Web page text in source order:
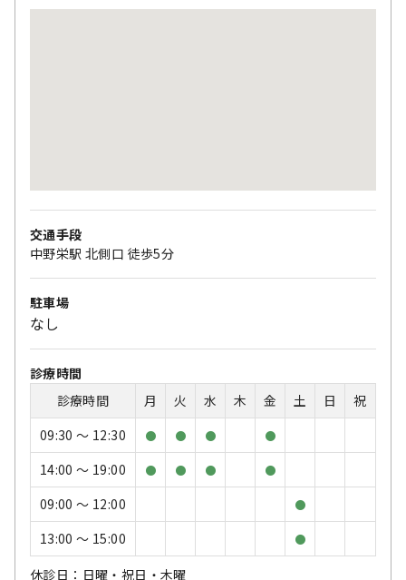
交通手段
中野栄駅 北側口 徒歩5分
駐車場
なし
診療時間
診療時間
月 火 水 木 金 土 日
祝
09:30 〜 12:30
● ● ● ●
14:00 〜 19:00 ● ● ● ●
09:00 〜 12:00 ●
13:00 〜 15:00 ●
休診日：日曜・祝日・木曜